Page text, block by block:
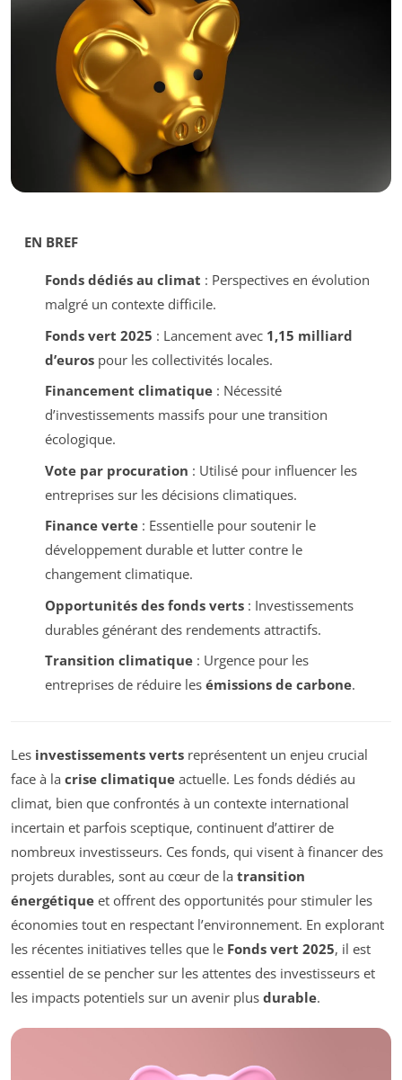
EN BREF
Fonds dédiés au climat : Perspectives en évolution
malgré un contexte difficile.
Fonds vert 2025 : Lancement avec 1,15 milliard
d’eurospour les collectivités locales.
Financement climatique: Nécessité
d’investissements massifs pour une transition
écologique.
Vote par procuration : Utilisé pour influencer les
entreprises sur les décisions climatiques.
Finance verte: Essentielle pour soutenir le
développement durable et lutter contre le
changement climatique.
Opportunités des fonds verts: Investissements
durables générant des rendements attractifs.
Transition climatique: Urgence pour les
entreprises de réduire les émissions de carbone.
Les investissements verts représentent un enjeu crucial
face à la crise climatique actuelle. Les fonds dédiés au
climat, bien que confrontés à un contexte international
incertain et parfois sceptique, continuent d’attirer de
nombreux investisseurs. Ces fonds, qui visent à financer des
projets durables, sont au cœur de la transition
énergétique et offrent des opportunités pour stimuler les
économies tout en respectant l’environnement. En explorant
les récentes initiatives telles que le Fonds vert 2025, il est
essentiel de se pencher sur les attentes des investisseurs et
les impacts potentiels sur un avenir plus durable.